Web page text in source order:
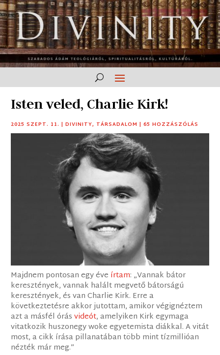
Isten veled, Charlie Kirk!
2025 SZEPT. 11. |DIVINITY, TÁRSADALOM |65 HOZZÁSZÓLÁS
Majdnem pontosan egy éve írtam: „Vannak bátor
keresztények, vannak halált megvető bátorságú
keresztények, és van Charlie Kirk. Erre a
következtetésre akkor jutottam, amikor végignéztem
azt a másfél órásvideót, amelyiken Kirk egymaga
vitatkozik huszonegy woke egyetemista diákkal. A vitát
most, a cikk írása pillanatában több mint tízmillióan
nézték már meg.”